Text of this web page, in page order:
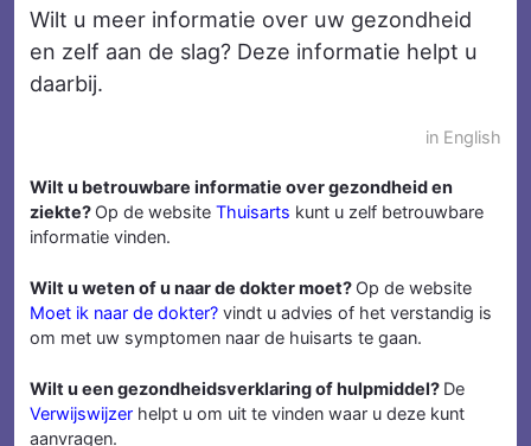
Wilt u meer informatie over uw gezondheid
en zelf aan de slag? Deze informatie helpt u
daarbij.
in English
Wilt u betrouwbare informatie over gezondheid en
ziekte? Op de website Thuisarts kunt u zelf betrouwbare
informatie vinden.
Wilt u weten of u naar de dokter moet? Op de website
Moet ik naar de dokter?vindt u advies of het verstandig is
om met uw symptomen naar de huisarts te gaan.
Wilt u een gezondheidsverklaring of hulpmiddel? De
Verwijswijzerhelpt u om uit te vinden waar u deze kunt
aanvragen.